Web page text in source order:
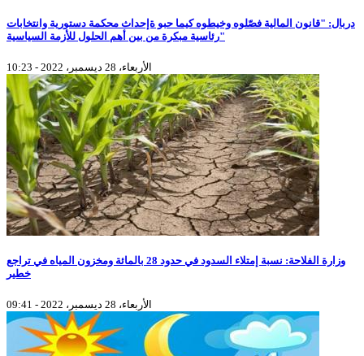
دربال: "قانون المالية فصّلوه وخيطوه كيما حبو ةإحداث محكمة دستورية وانتخابات
رئاسية مبكرة من بين أهم الحلول للأزمة السياسية"
الأربعاء، 28 ديسمبر، 2022 - 10:23
وزارة الفلاحة: نسبة إمتلاء السدود في حدود 28 بالمائة ومخزون المياه في تراجع
خطير
الأربعاء، 28 ديسمبر، 2022 - 09:41